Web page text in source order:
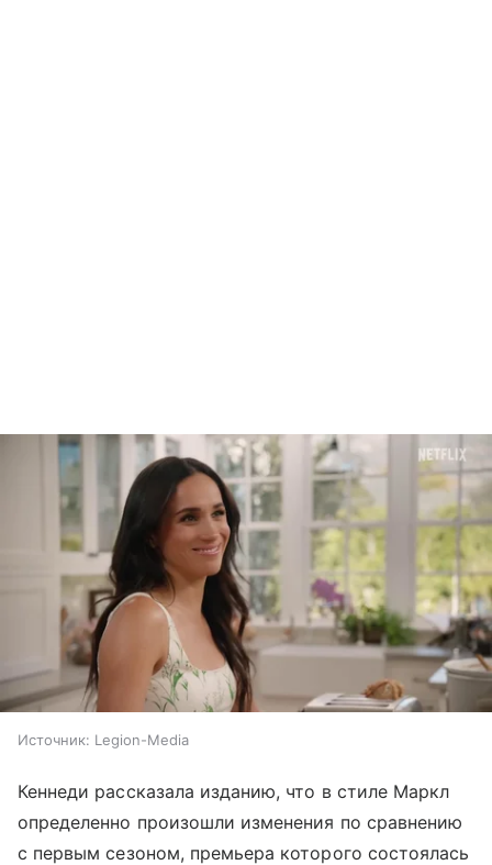
Источник: Legion-Media
Кеннеди рассказала изданию, что в стиле Маркл
определенно произошли изменения по сравнению
с первым сезоном, премьера которого состоялась